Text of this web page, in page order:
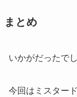
まとめ
いかがだったで
今回はミスター